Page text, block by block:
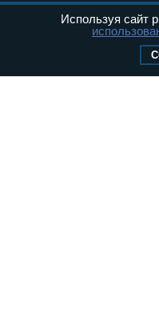
связи, информационных
массовых коммуникаций
Свидетельство о
Используя сайт